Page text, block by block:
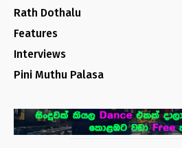
Rath Dothalu
Features
Interviews
Pini Muthu Palasa